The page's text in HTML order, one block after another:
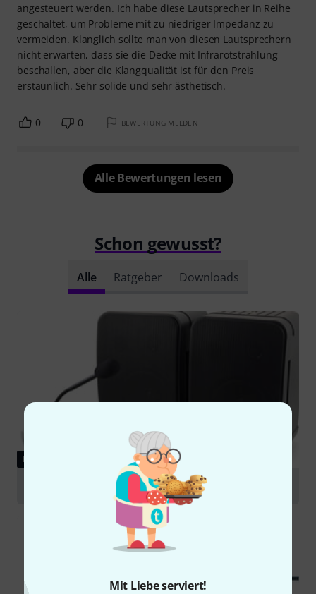
Mit Liebe serviert!
angesteuert werden. Ich habe diese Lautsprecher in Reihe
geschaltet, um Probleme mit zu niedriger Impedanz zu
vermeiden. Klanglich sollte man von diesen Lautsprechern
nicht erwarten, dass sie die Decke mit Infrarotstrahlung
beschallen, aber die Klangqualität ist für den Preis
erstaunlich. Sehr solide und sehr ästhetisch.
0 0 BEWERTUNG MELDEN
Alle Bewertungen lesen
Schon gewusst?
Alle Ratgeber Downloads
RATGEBER